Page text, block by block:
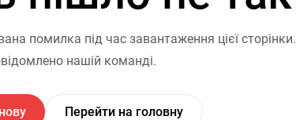
помилка під час завантаження цієї сторінки.
нашій команді.
Перейти на головну